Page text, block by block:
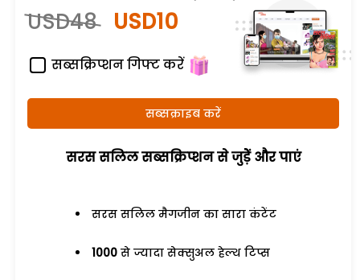
USD48 USD10
सब्सक्रिप्शन गिफ्ट करें
सब्सक्राइब करें
सरस सलिल सब्सक्रिप्शन से जुड़ेें और पाएं
सरस सलिल मैगजीन का सारा कंटेंट
1000 से ज्यादा सेक्सुअल हेल्थ टिप्स